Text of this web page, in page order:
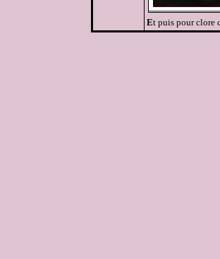
Et puis pour clore